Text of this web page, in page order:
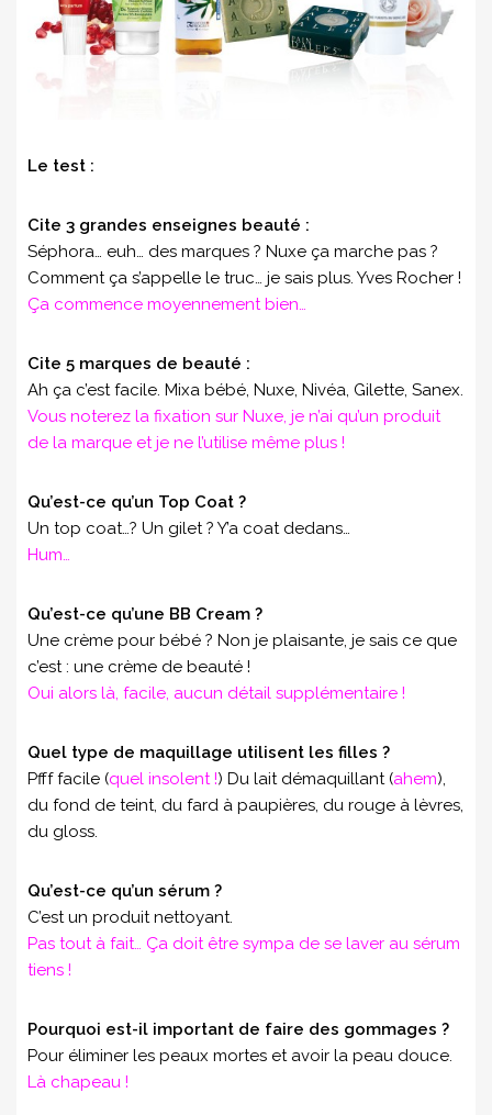
Le test :
Cite 3 grandes enseignes beauté :
Séphora… euh… des marques ? Nuxe ça marche pas ?
Comment ça s’appelle le truc… je sais plus. Yves Rocher !
Ça commence moyennement bien…
Cite 5 marques de beauté :
Ah ça c’est facile. Mixa bébé, Nuxe, Nivéa, Gilette, Sanex.
Vous noterez la fixation sur Nuxe, je n’ai qu’un produit
de la marque et je ne l’utilise même plus !
Qu’est-ce qu’un Top Coat ?
Un top coat…? Un gilet ? Y’a coat dedans…
Hum…
Qu’est-ce qu’une BB Cream ?
Une crème pour bébé ? Non je plaisante, je sais ce que
c’est : une crème de beauté !
Oui alors là, facile, aucun détail supplémentaire !
Quel type de maquillage utilisent les filles ?
Pfff facile (quel insolent !) Du lait démaquillant (ahem),
du fond de teint, du fard à paupières, du rouge à lèvres,
du gloss.
Qu’est-ce qu’un sérum ?
C’est un produit nettoyant.
Pas tout à fait… Ça doit être sympa de se laver au sérum
tiens !
Pourquoi est-il important de faire des gommages ?
Pour éliminer les peaux mortes et avoir la peau douce.
Là chapeau !